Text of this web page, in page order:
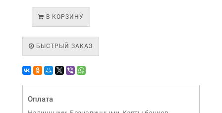
В КОРЗИНУ
БЫСТРЫЙ ЗАКАЗ
Оплата